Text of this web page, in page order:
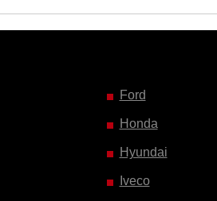
Ford
Honda
Hyundai
Iveco